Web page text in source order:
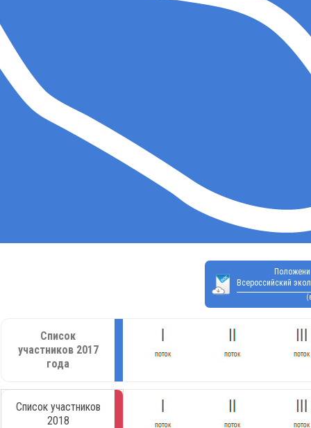
Всероссийский
Список
участников 2017
года
Список участников
2018